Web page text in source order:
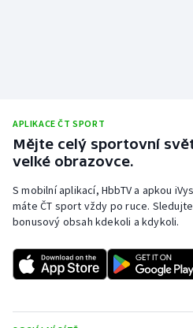
Rychlobruslení
Short track
Sportovní střelba
APLIKACE ČT SPORT
Mějte celý sportovní
velké obrazovce.
S mobilní aplikací, HbbTV a apkou
máte ČT sport vždy po ruce.
bonusový obsah kdekoli a kdykoli.